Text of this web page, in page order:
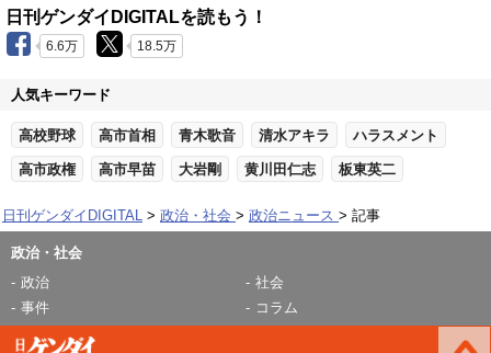
日刊ゲンダイDIGITALを読もう！
6.6万 18.5万
人気キーワード
高校野球 高市首相 青木歌音 清水アキラ ハラスメント
高市政権 高市早苗 大岩剛 黄川田仁志 板東英二
日刊ゲンダイDIGITAL 政治・社会 政治ニュース 記事
政治・社会
政治
社会
事件
コラム